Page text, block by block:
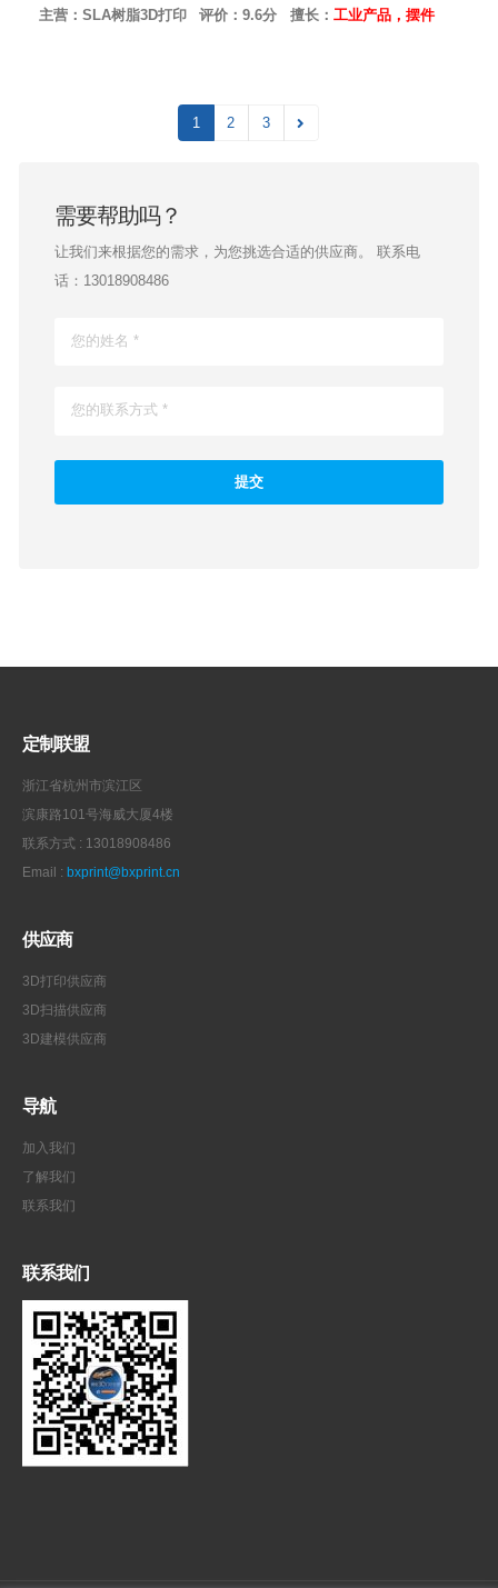
主营：SLA树脂3D打印 评价：9.6分 擅长： 工业产品，摆件
1 2 3
需要帮助吗？
让我们来根据您的需求，为您挑选合适的供应商。 联系电
话：13018908486
定制联盟
浙江省杭州市滨江区
滨康路101号海威大厦4楼
联系方式 : 13018908486
Email : bxprint@bxprint.cn
供应商
3D打印供应商
3D扫描供应商
3D建模供应商
导航
加入我们
了解我们
联系我们
联系我们